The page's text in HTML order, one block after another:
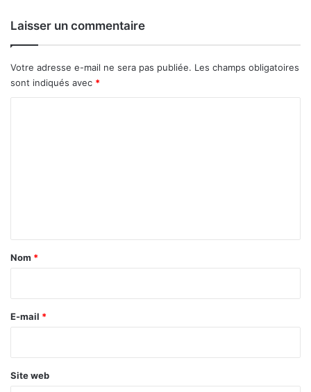
d
a
c
c
Laisser un commentaire
Votre adresse e-mail ne sera pas publiée. Les champs obligatoires
sont indiqués avec *
a
e
Nom *
E-mail *
Site web